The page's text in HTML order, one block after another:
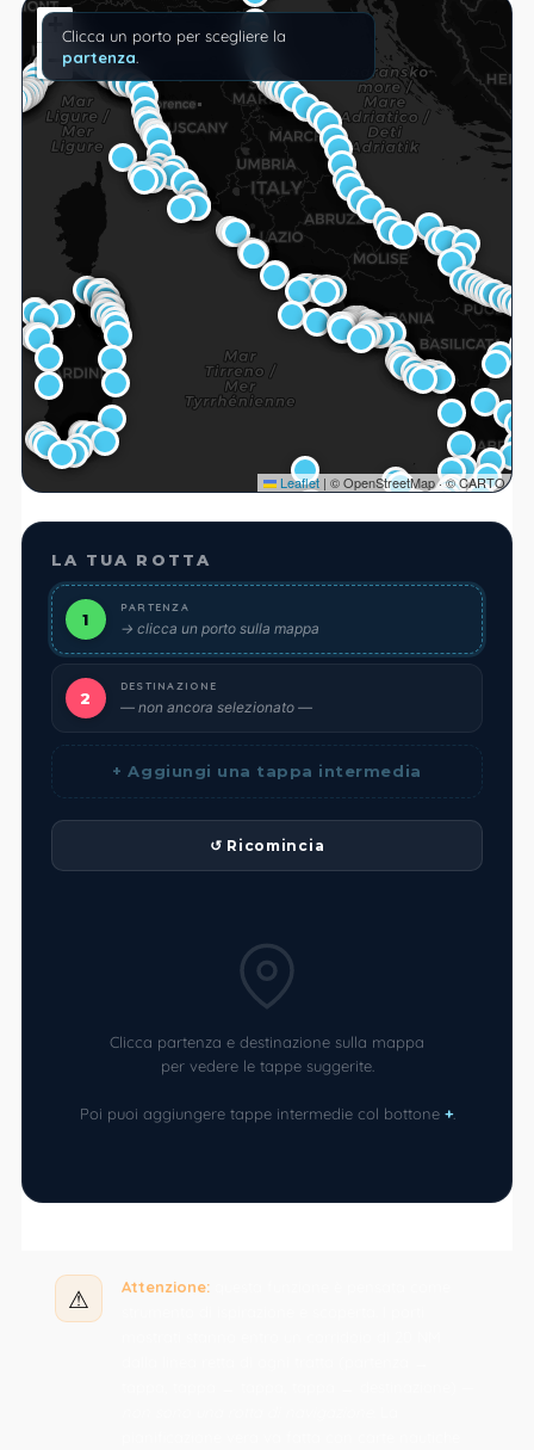
Clicca un porto per scegliere la
partenza.
+
Leaflet | © OpenStreetMap · © CARTO
LA TUA ROTTA
1
PARTENZA
→ clicca un porto sulla mappa
2
DESTINAZIONE
— non ancora selezionato —
+ Aggiungi una tappa intermedia
↺ Ricomincia
Clicca partenza e destinazione sulla mappa
per vedere le tappe suggerite.
Poi puoi aggiungere tappe intermedie col bottone +.
⚠ Attenzione:questa funzione è pensata come